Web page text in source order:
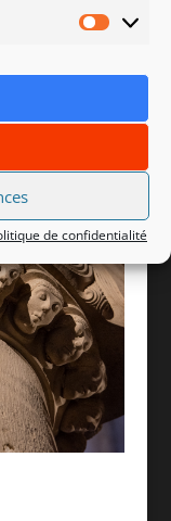
de confidentialité